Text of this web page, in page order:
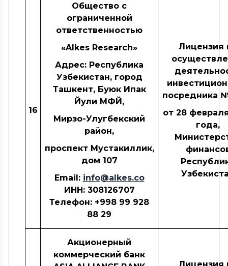
16
Общество с
ограниченной
ответственностью
«Alkes Research»
Адрес: Республика
Узбекистан, город
Ташкент, Буюк Ипак
Йули МФЙ,
Мирзо-Улугбекский
район,
проспект Мустакиллик,
дом 107
Email: info@alkes.co
ИНН: 308126707
Телефон: +998 99 928
88 29
Лицензия
посредника
от 28
года,
Акционерный
коммерческий банк